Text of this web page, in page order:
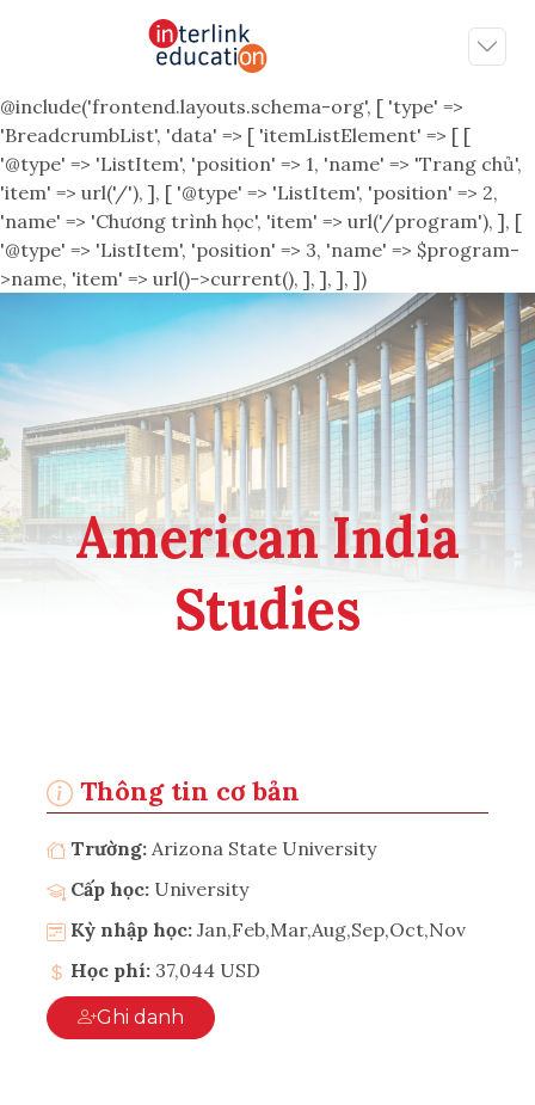
@include('frontend.layouts.schema-org', [ 'type' =>
'BreadcrumbList', 'data' => [ 'itemListElement' => [ [
'@type' => 'ListItem', 'position' => 1, 'name' => 'Trang chủ',
'item' => url('/'), ], [ '@type' => 'ListItem', 'position' => 2,
'name' => 'Chương trình học', 'item' => url('/program'), ], [
'@type' => 'ListItem', 'position' => 3, 'name' => $program-
>name, 'item' => url()->current(), ], ], ], ])
American India
Studies
Thông tin cơ bản
Trường: Arizona State University
Cấp học: University
Kỳ nhập học: Jan,Feb,Mar,Aug,Sep,Oct,Nov
Học phí: 37,044 USD
Ghi danh